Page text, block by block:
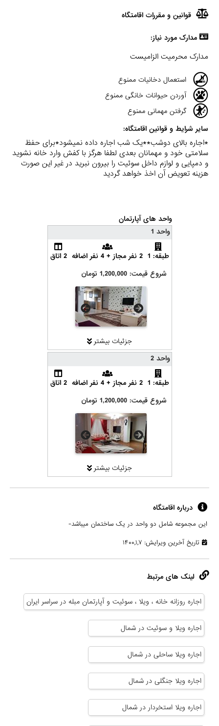
قوانین و مقررات اقامتگاه
مدارک مورد نیاز:
مدارک محرمیت الزامیست
استعمال دخانیات ممنوع
آوردن حیوانات خانگی ممنوع
گرفتن مهمانی ممنوع
سایر شرایط و قوانین اقامتگاه:
*اجاره بالای دوشب**یک شب اجاره داده نمیشود*برای حفظ
سلامتی خود و مهمانان بعدی لطفا هرگز با کفش وارد خانه نشوید
و دمپایی و لوازم داخل سوئیت را بیرون نبرید در غیر این صورت
هزینه تعویض آن اخذ خواهد گردید
واحد های آپارتمان
واحد 1
طبقه: 1 2 نفر مجاز + 4 نفر اضافه
2 اتاق
شروع قیمت: 1,200,000 تومان
جزئیات بیشتر
واحد 2
طبقه: 1 2 نفر مجاز + 4 نفر اضافه
2 اتاق
شروع قیمت: 1,200,000 تومان
جزئیات بیشتر
درباره اقامتگاه
این مجموعه شامل دو واحد در یک ساختمان میباشد-
تاریخ آخرین ویرایش: ۱۴۰۰,۱,۷
لینک های مرتبط
اجاره روزانه خانه ، ویلا ، سوئیت و آپارتمان مبله در سراسر ایران
اجاره ویلا و سوئیت در شمال
اجاره ویلا ساحلی در شمال
اجاره ویلا جنگلی در شمال
اجاره ویلا استخردار در شمال